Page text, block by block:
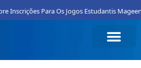
Para Os Jogos Estudantis Mageenses